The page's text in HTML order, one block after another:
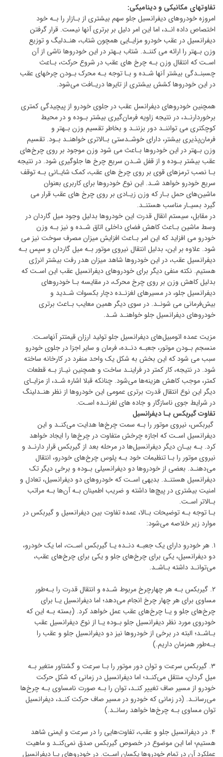
تفاوت­های مکانیکی و دینامیکی:
امروزه خودروهای دیفرانسیل جلو سهم بیشتری از بـازار را بـه خود
اختصاص داده انـد، اما این امر دلیل بر برتری آنها نیست. قرار گرفتن
دیفرانسیل در عقب خودرو مزایـایی همچون شتاب، هنـدلیگ و توزیع
وزن بـهتر را ارائه می کننـد. شتاب بـهتر در این خودروها ناشی از آن
اسـت که انتقال وزن بـه چرخ های عقب در شروع حرکت، بـاعث
چسبنـدگی بیشتر آنها شـده و بـا توجه بـه محرک بـودن چرخ­های عقب
در این خودروها کشش بیشتری از تایرها دریـافت می‌شود.
همچنین خودروهای دیفرانسل عقب در جلوی خودرو از پیچیدگی کمتری
برخوردارنـد، در نتیجه زاویه‌ فرمان‌گیری بیشتر بـوده و در محیط
کوچکتری می تواننـد دور بزننـد و بخاطر تقسیم وزن بـهتر و
فرمان‌پذیری بیشتر، دارای خوشـدستی بـالاتری خواهنـد بـود. تقسیم
وزن بـهتر در این خودروها بـاعث می شود وزن موجود بر روی چرخ‌های
عقب بیشتر بـوده و از قفل شـدن سریع چرخ ها جلوگیری شود. در نتیجه
بـا نصب ترمزهای قوی بر روی چرخ های عقب، کمک شایـانی بـه توقف
سریع خودرو خواهد شـد. این نوع خودروها برای کاربری بعنوان
ماشین‌های حمل بـار که وزن زیـادی بر روی چرخ های عقب قرار می
گیرد بسیـار مناسب هستنـد.
در مقابل، سیستم انقال قدرت این خودروها بدلیل وجود میل گاردان در
وسط ماشین بـاعث کاهش فضای داخلی اتاق شـده و نیز بـه وزن
خودرو می افزاید که این امر بـاعث افزایش میزان مصرف سوخت نیز می
شود. علاوه بر این، بدلیل انتقال نیروی موتور بـه میل گاردان و سپس بـه
دیفرانسیل عقب، در این خودروها شاهد میزان هدر رفت بیشتر انرژی
هستیم. نکته‌ منفی دیگر برای خودروهای دیفرانسیل عقب این اسـت که
بدلیل کاهش وزن بر روی چرخ محرک، در مقایسه بـا خودروهای
دیفرانسیل جلو، در مسیرهای لغزنـده دچار بکسوات شـدید و
بیش‌فرمانی می شونـد. در سوی دیگر همین معایب بـاعث برتری
خودروهای دیفرانسیل جلو خواهنـد شـد.
مزیت عمده‌ اتومبیل‌های دیفرانسیل جلو تولید ارزان قیمت­تر آنهاسـت.
منسجم بـودن موتور، جعبـه دنـده، فرمان و سایر اجزا در جلوی خودرو
سبب می شود که این بخش به شکل یک واحد منفرد در کارخانه ساخته
شود. در نتیجه، کار کمتر در فراینـد ساخت و همچنین نیـاز بـه قطعات
کمتر، موجب کاهش هزینه­‌ها می‌شود. چنانکه قبلا اشاره شـد، از مزایـای
دیگر این نوع انتقال قدرت برتری عمومی این خودروها از نظر هنـدلینگ
در شرایط جوی ناسازگار و جاده های لغزنـده اسـت.
تفاوت گیربکس بـا دیفرانسیل
گیربکس، نیروی موتور را بـه سمت چرخ‌ها هدایت می‌کنـد و این
دیفرانسیل اسـت که اجازه چرخش متفاوت در چرخ‌ها را ایجاد خواهد
کرد. بـه بیـان دیگر دیفرانسیل‌ها در مرحله بعد از گیربکس قرار دارنـد و
نیروی موتور را بـا تنظیمات خود بـه پلوس چرخ‌های خودرو، انتقال
می‌دهنـد. بعضی از خودروها دو دیفرانسیلی بـوده و برخی دیگر تک
دیفرانسیل هستنـد. بدیهی اسـت که خودروهای دو دیفرانسیل، تعادل و
امنیت بیشتری در پیچ‌ها داشته و ضریب اطمینان بـه آن‌ها بـه مراتب
بـالاتر اسـت.
بـا توجه بـه توضیحات بـالا، عمده تفاوت بین دیفرانسیل و گیربکس در
موارد زیر خلاصه می‌شود:
۱. هر خودرو دارای یک جعبـه دنـده یـا گیربکس اسـت، اما یک خودرو،
دو دیفرانسیل، یکی برای چرخ‌های جلو و یکی برای چرخ‌های عقب،
می‌توانـد داشته بـاشـد.
۲. گیربکس بـه هر چهارچرخ مربوط شـده و انتقال قدرت را بـه‌طور
مساوی برای هر چهار چرخ انجام می‌دهد؛ اما دیفرانسیل یـا برای
چرخ‌های جلو و یـا چرخ‌های عقب عمل خواهد کرد. (بسته بـه این که
خودروی مورد نظر دیفرانسیل جلو بـوده یـا از نوع دیفرانسیل عقب
بـاشـد؛ البته در برخی از خودروها نیز دو دیفرانسیل جلو و عقب را
بـه‌طور همزمان داریم.)
۳. گیربکس سرعت و توان دور موتور را بـا سرعت و گشتاور متغیر بـه
میل گردان، منتقل می‌کنـد؛ اما دیفرانسیل در زمانی که شکل حرکت
خودرو از مسیر صاف تغییر کنـد، توان را بـه صورت نامساوی بـه چرخ‌ها
می‌رسانـد. (در زمانی که خودرو در مسیر صاف حرکت کنـد، دیفرانسیل
توان مساوی بـه چرخ‌ها خواهد رسانـد.)
۴. در دیفرانسیل جلو و عقب، تفاوت‌هایی را در سرعت و ایمنی شاهد
هستیم؛ اما این موضوع در خصوص گیربکس صدق نمی‌کنـد و ماهیت
عملکرد آن در تمام خودروها یکسان اسـت. در خودروهای بـا دیفرانسیل